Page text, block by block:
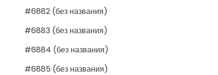
#6882 (без названия)
#6883 (без названия)
#6884 (без названия)
#6885 (без названия)